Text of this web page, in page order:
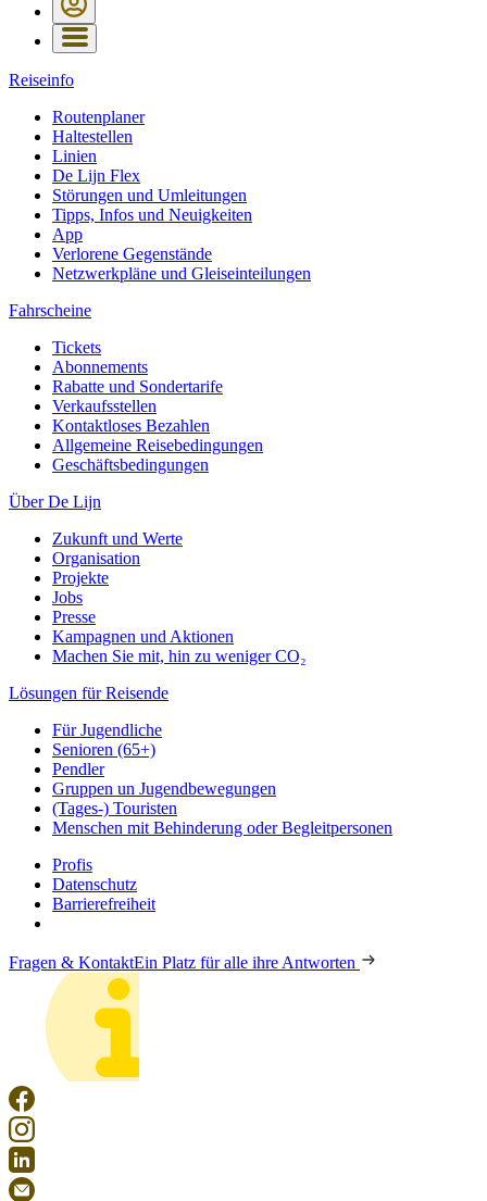
Reiseinfo
Routenplaner
Haltestellen
Linien
De Lijn Flex
Störungen und Umleitungen
Tipps, Infos und Neuigkeiten
App
Verlorene Gegenstände
Netzwerkpläne und Gleiseinteilungen
Fahrscheine
Tickets
Abonnements
Rabatte und Sondertarife
Verkaufsstellen
Kontaktloses Bezahlen
Allgemeine Reisebedingungen
Geschäftsbedingungen
Über De Lijn
Zukunft und Werte
Organisation
Projekte
Jobs
Presse
Kampagnen und Aktionen
Machen Sie mit, hin zu weniger CO₂
Lösungen für Reisende
Für Jugendliche
Senioren (65+)
Pendler
Gruppen un Jugendbewegungen
(Tages-) Touristen
Menschen mit Behinderung oder Begleitpersonen
Profis
Datenschutz
Barrierefreiheit
Fragen & KontaktEin Platz für alle ihre Antworten